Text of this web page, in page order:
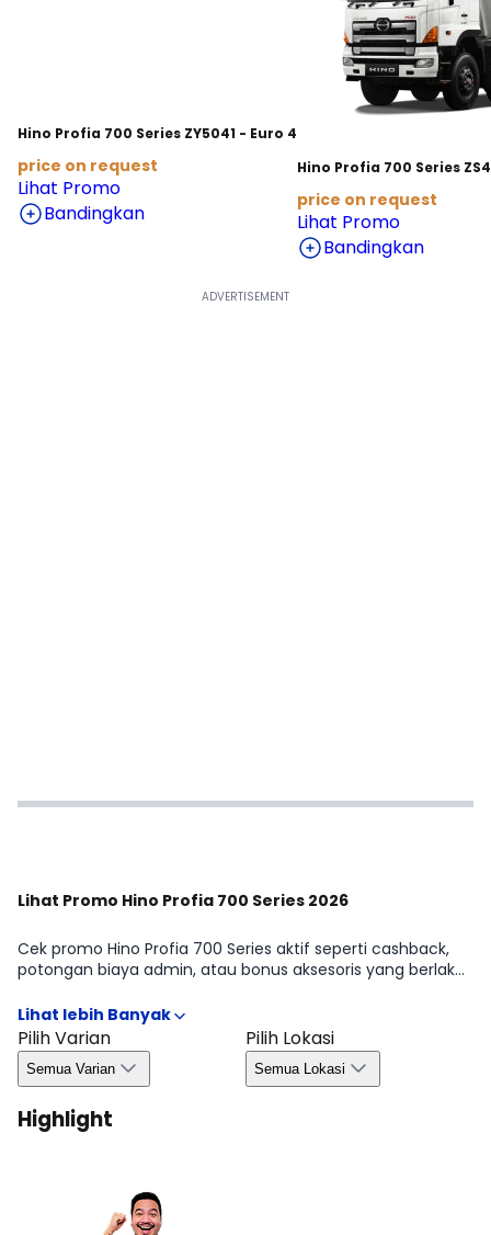
Hino Profia 700 Series ZY5041 - Euro 4
price on request
Lihat Promo
Bandingkan
Hino Profia 700 Series
price on request
Lihat Promo
Bandingkan
Lihat Promo Hino Profia 700 Series 2026
Cek promo Hino Profia 700 Series aktif seperti cashback,
potongan biaya admin, atau bonus aksesoris yang berlaku
penting agar kamu bisa mengambil keputusan dengan
cepat dan efisien. Detail kuota, wilayah, dan masa berlaku
tersedia di halaman Promo Hino Profia 700 Series 2026.
Pilih Varian
Semua Varian
Pilih Lokasi
Semua Lokasi
Highlight